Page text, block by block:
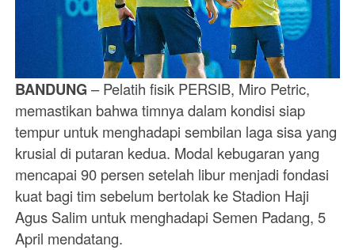
BANDUNG – Pelatih fisik PERSIB, Miro Petric,
memastikan bahwa timnya dalam kondisi siap
tempur untuk menghadapi sembilan laga sisa yang
krusial di putaran kedua. Modal kebugaran yang
mencapai 90 persen setelah libur menjadi fondasi
kuat bagi tim sebelum bertolak ke Stadion Haji
Agus Salim untuk menghadapi Semen Padang, 5
April mendatang.